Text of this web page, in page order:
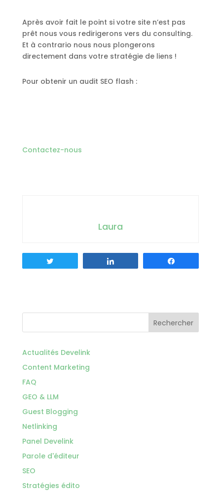
Après avoir fait le point si votre site n’est pas
prêt nous vous redirigerons vers du consulting.
Et à contrario nous nous plongerons
directement dans votre stratégie de liens !
Pour obtenir un audit SEO flash :
Contactez-nous
Laura
Rechercher
Actualités Develink
Content Marketing
FAQ
GEO & LLM
Guest Blogging
Netlinking
Panel Develink
Parole d'éditeur
SEO
Stratégies édito